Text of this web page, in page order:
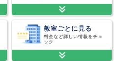
教室ごとに見る
料金など詳しい情報をチェ
ック